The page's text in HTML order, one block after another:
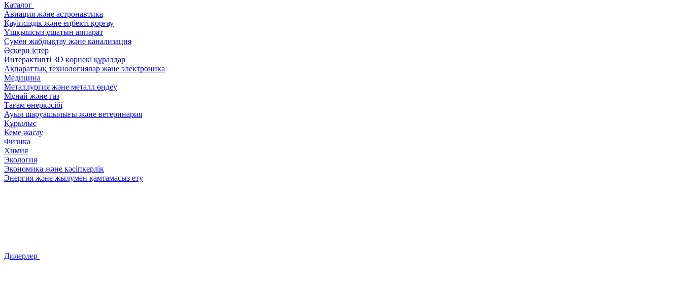
Каталог
Авиация және астронавтика
Қауіпсіздік және еңбекті қорғау
Ұшқышсыз ұшатын аппарат
Сумен жабдықтау және канализация
Әскери істер
Интерактивті 3D көрнекі құралдар
Ақпараттық технологиялар және электроника
Медицина
Металлургия және металл өңдеу
Мұнай және газ
Тағам өнеркәсібі
Ауыл шаруашылығы және ветеринария
Құрылыс
Кеме жасау
Физика
Химия
Экология
Экономика және кәсіпкерлік
Энергия және жылумен қамтамасыз ету
Дилерлер